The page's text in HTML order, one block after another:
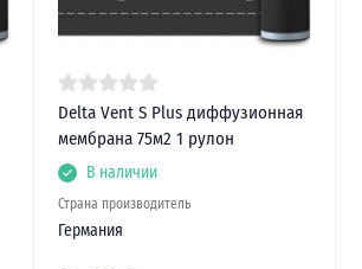
Delta Vent S Plus диффузионная
мембрана 75м2 1 рулон
В наличии
Страна производитель
Германия